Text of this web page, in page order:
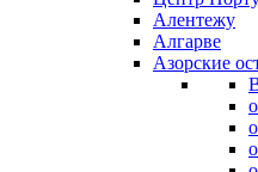
Алентежу
Алгарве
Азорские